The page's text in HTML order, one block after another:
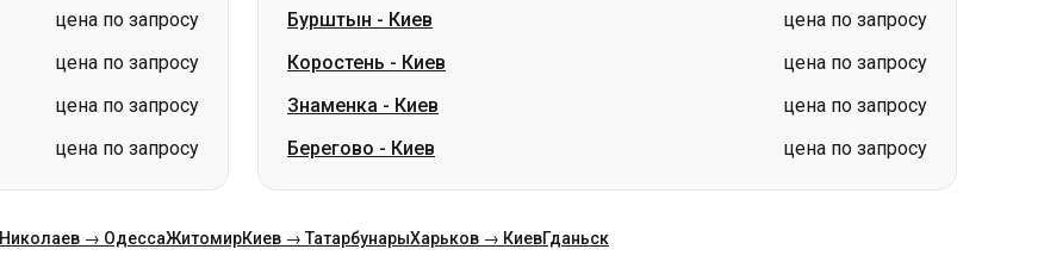
цена по запросу
цена по запросу
цена по запросу
цена по запросу
Бурштын - Киев
цена по запросу
Коростень - Киев
цена по запросу
Знаменка - Киев
цена по запросу
Берегово - Киев цена по запросу
Николаев → ОдессаЖитомирКиев → ТатарбунарыХарьков → КиевГданьск